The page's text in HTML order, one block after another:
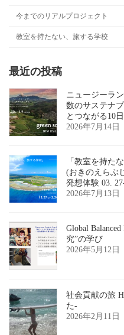
今までのリアルプロジェクト
教室を持たない、旅する学校
最近の投稿
ニュージーラ
数のサステナ
とつながる10
2026年7月14日
「教室を持た
(おきのえらぶ
発想体験 03.
2026年7月13日
Global
究”の学び
2026年5月12日
社会貢献の旅
た-
2026年2月11日